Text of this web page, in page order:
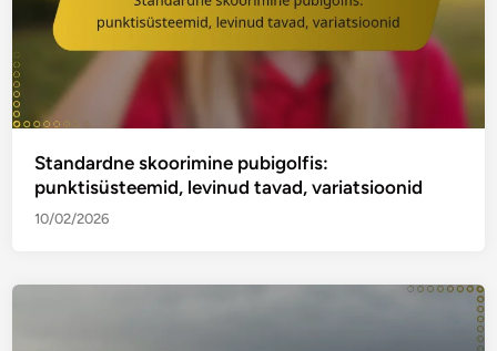
Standardne skoorimine pubigolfis:
punktisüsteemid, levinud tavad, variatsioonid
10/02/2026